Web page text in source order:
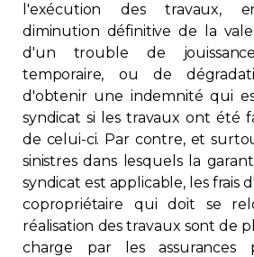
l'exécution des travaux,
diminution définitive de la
d'un trouble de
temporaire, ou de
d'obtenir une indemnité qui
syndicat si les travaux ont été
de celui-ci. Par contre, et
sinistres dans lesquels la
syndicat est applicable, les frais
copropriétaire qui doit se
réalisation des travaux sont de
charge par les assurances